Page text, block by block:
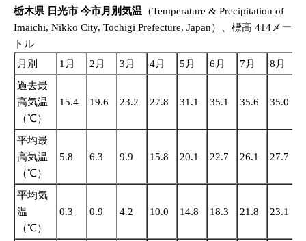
栃木県 日光市 今市月別気温 （Temperature & Precipitation of
Imaichi, Nikko City, Tochigi Prefecture, Japan）、標高 414メー
トル
月別
1月 2月 3月 4月 5月 6月 7月 8月
過去最
高気温
（℃）
15.4 19.6 23.2 27.8 31.1 35.1 35.6 35.0
平均最
高気温
（℃）
5.8 6.3 9.9 15.8 20.1 22.7 26.1 27.7
平均気
温
（℃）
0.3 0.9 4.2 10.0 14.8 18.3 21.8 23.1